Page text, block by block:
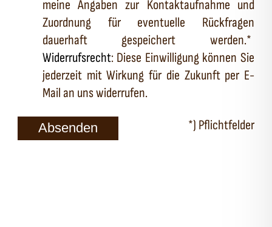
meine Angaben zur Kontaktaufnahme und
Zuordnung für eventuelle Rückfragen
dauerhaft gespeichert werden.*
Widerrufsrecht: Diese Einwilligung können Sie
jederzeit mit Wirkung für die Zukunft per E-
Mail an uns widerrufen.
Absenden *) Pflichtfelder